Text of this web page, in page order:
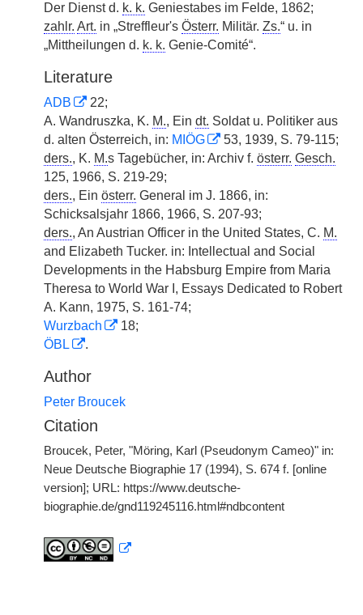
Der Dienst d. k. k. Geniestabes im Felde, 1862;
zahlr. Art. in „Streffleur's Österr. Militär. Zs.“ u. in
„Mittheilungen d. k. k. Genie-Comité“.
Literature
ADB
22;
A. Wandruszka, K. M., Ein dt. Soldat u. Politiker aus
d. alten Österreich, in: MIÖG
53, 1939, S. 79-115;
ders., K. M.s Tagebücher, in: Archiv f. österr. Gesch.
125, 1966, S. 219-29;
ders., Ein österr. General im J. 1866, in:
Schicksalsjahr 1866, 1966, S. 207-93;
ders., An Austrian Officer in the United States, C. M.
and Elizabeth Tucker. in: Intellectual and Social
Developments in the Habsburg Empire from Maria
Theresa to World War I, Essays Dedicated to Robert
A. Kann, 1975, S. 161-74;
Wurzbach
18;
ÖBL
.
Author
Peter Broucek
Citation
Broucek, Peter, "Möring, Karl (Pseudonym Cameo)" in:
Neue Deutsche Biographie 17 (1994), S. 674 f. [online
version]; URL: https://www.deutsche-
biographie.de/gnd119245116.html#ndbcontent